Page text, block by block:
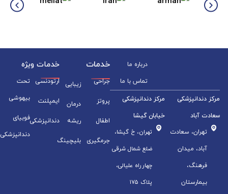
درباره ما
تماس با ما
مرکز دندانپزشکی
سعادت آباد
تهران، سعادت
آباد، میدان
فرهنگ،
بیمارستان
مرکز دندانپزشکی
خیابان گیشا
تهران، خ گیشا،
ضلع شمال شرقی
چهارراه علیالی،
پلاک ۱۷۵
خدمات
جراحی
پروتز
اطفال
جرمگیری
زیبایی
درمان
ریشه
بلیچینگ
خدمات ویژه
ارتودنسی
ایمپلنت
دندانپزشکی
تحت
بیهوشی
فوبیای
دندانپزشکی